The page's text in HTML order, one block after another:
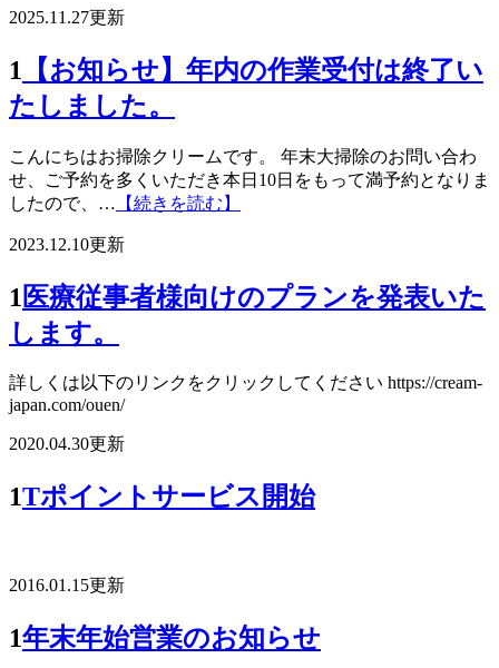
2025.11.27更新
1 【お知らせ】年内の作業受付は終了い
たしました。
こんにちはお掃除クリームです。 年末大掃除のお問い合わ
せ、ご予約を多くいただき本日10日をもって満予約となりま
したので、… 【続きを読む】
2023.12.10更新
1 医療従事者様向けのプランを発表いた
します。
詳しくは以下のリンクをクリックしてください https://cream-
japan.com/ouen/
2020.04.30更新
1Tポイントサービス開始
2016.01.15更新
1年末年始営業のお知らせ